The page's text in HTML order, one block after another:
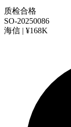
质检合格
SO-20250086
海信 | ¥168K